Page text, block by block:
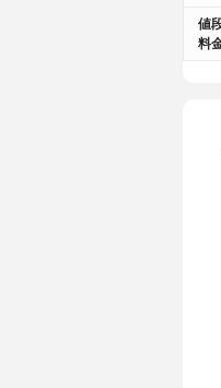
値
料